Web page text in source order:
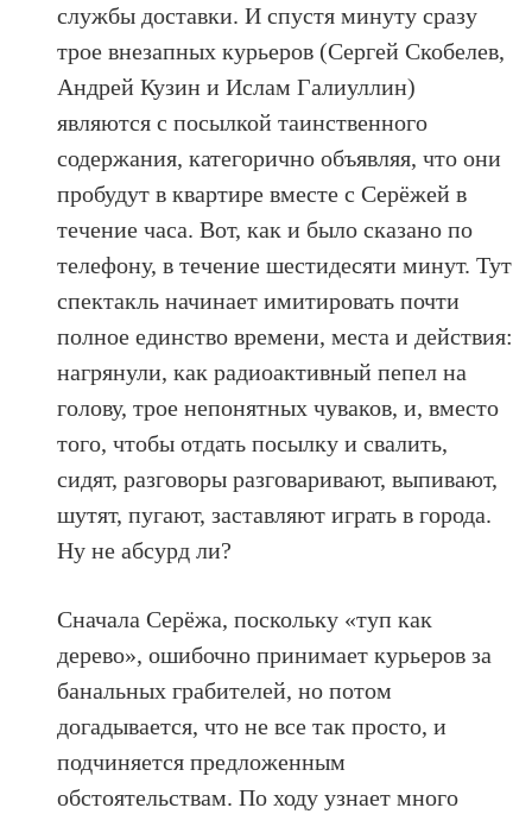
службы доставки. И спустя минуту сразу
трое внезапных курьеров (Сергей Скобелев,
Андрей Кузин и Ислам Галиуллин)
являются с посылкой таинственного
содержания, категорично объявляя, что они
пробудут в квартире вместе с Серёжей в
течение часа. Вот, как и было сказано по
телефону, в течение шестидесяти минут. Тут
спектакль начинает имитировать почти
полное единство времени, места и действия:
нагрянули, как радиоактивный пепел на
голову, трое непонятных чуваков, и, вместо
того, чтобы отдать посылку и свалить,
сидят, разговоры разговаривают, выпивают,
шутят, пугают, заставляют играть в города.
Ну не абсурд ли?
Сначала Серёжа, поскольку «туп как
дерево», ошибочно принимает курьеров за
банальных грабителей, но потом
догадывается, что не все так просто, и
подчиняется предложенным
обстоятельствам. По ходу узнает много